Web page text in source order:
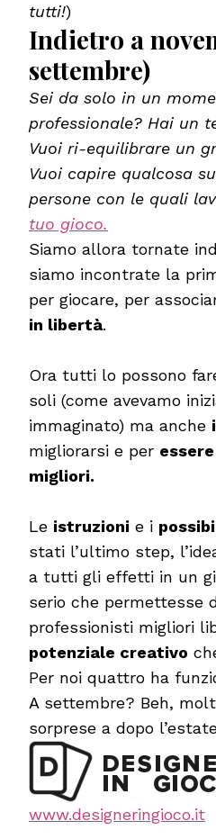
tutti!)
Indietro a
settembre)
Sei da solo in un
professionale? Hai un
Vuoi ri-equilibrare un
Vuoi capire qualcosa
persone con le quali
tuo gioco.
Siamo allora tornate
siamo incontrate la
per giocare, per
in libertà.
Ora tutti lo possono
soli (come avevamo
immaginato) ma anche
migliorarsi e per
migliori.
Le istruzioni e i
stati l’ultimo step,
a tutti gli effetti in un
serio che permettesse
professionisti migliori
potenziale creativo
Per noi quattro ha
A settembre? Beh,
sorprese a dopo
www.designeringioco.it